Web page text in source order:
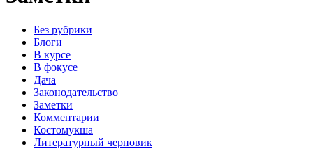
Без рубрики
Блоги
В курсе
В фокусе
Дача
Законодательство
Заметки
Комментарии
Костомукша
Литературный черновик